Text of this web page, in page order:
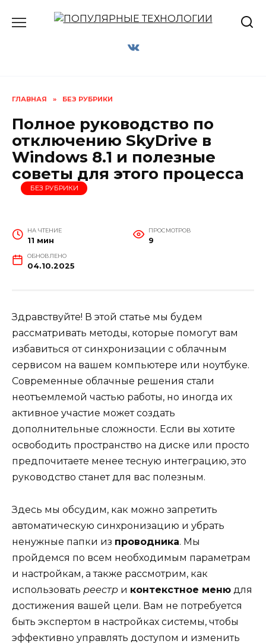
ГЛАВНАЯ » БЕЗ РУБРИКИ
Полное руководство по
отключению SkyDrive в
Windows 8.1 и полезные
советы для этого процесса
БЕЗ РУБРИКИ
НА ЧТЕНИЕ
11 мин
ПРОСМОТРОВ
9
ОБНОВЛЕНО
04.10.2025
Здравствуйте! В этой статье мы будем
рассматривать методы, которые помогут вам
избавиться от синхронизации с облачным
сервисом на вашем компьютере или ноутбуке.
Современные облачные решения стали
неотъемлемой частью работы, но иногда их
активное участие может создать
дополнительные сложности. Если вы хотите
освободить пространство на диске или просто
предпочитаете менее тесную интеграцию, это
руководство станет для вас полезным.
Здесь мы обсудим, как можно запретить
автоматическую синхронизацию и убрать
ненужные папки из проводника. Мы
пройдемся по всем необходимым параметрам
и настройкам, а также рассмотрим, как
использовать реестр и контекстное меню для
достижения вашей цели. Вам не потребуется
быть экспертом в настройках системы, чтобы
эффективно управлять доступом и изменить